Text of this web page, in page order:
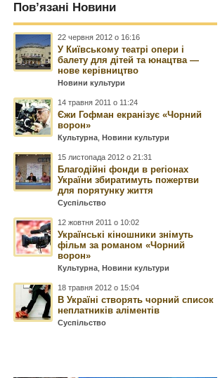
Пов’язані Новини
22 червня 2012 о 16:16
У Київському театрі опери і
балету для дітей та юнацтва —
нове керівництво
Новини культури
14 травня 2011 о 11:24
Єжи Гофман екранізує «Чорний
ворон»
Культурна ,Новини культури
15 листопада 2012 о 21:31
Благодійні фонди в регіонах
України збиратимуть пожертви
для порятунку життя
Суспільство
12 жовтня 2011 о 10:02
Українські кіношники знімуть
фільм за романом «Чорний
ворон»
Культурна ,Новини культури
18 травня 2012 о 15:04
В Україні створять чорний список
неплатників аліментів
Суспільство